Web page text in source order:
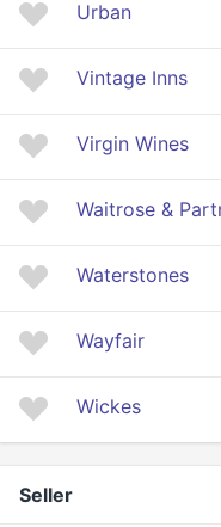
Urban
Vintage Inns
Virgin Wines
Waitrose &
Waterstones
Wayfair
Wickes
Seller